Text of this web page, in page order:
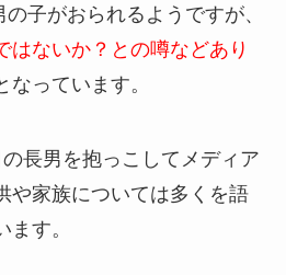
子がおられるようですが、
はないか？との噂などあり
なっています。
長男を抱っこしてメディア
や家族については多くを語
す。